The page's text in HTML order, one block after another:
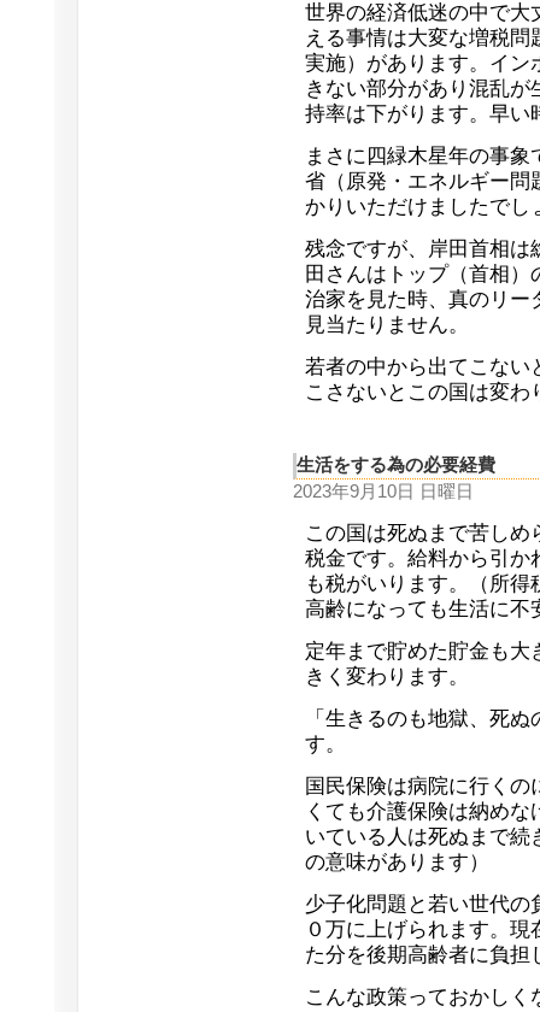
世界の経済低迷の中で大
える事情は大変な増税
実施）があります。イン
きない部分があり混乱
持率は下がります。早い
まさに四緑木星年の事
省（原発・エネルギー問
かりいただけましたでし
残念ですが、岸田首相は
田さんはトップ（首相
治家を見た時、真のリー
見当たりません。
若者の中から出てこない
こさないとこの国は変わ
生活をする為の必要経費
2023年9月10日 日曜日
この国は死ぬまで苦し
税金です。給料から引か
も税がいります。（所
高齢になっても生活に不
定年まで貯めた貯金も
きく変わります。
「生きるのも地獄、死
す。
国民保険は病院に行く
くても介護保険は納め
いている人は死ぬまで
の意味があります）
少子化問題と若い世代
０万に上げられます。
た分を後期高齢者に負
こんな政策っておかし